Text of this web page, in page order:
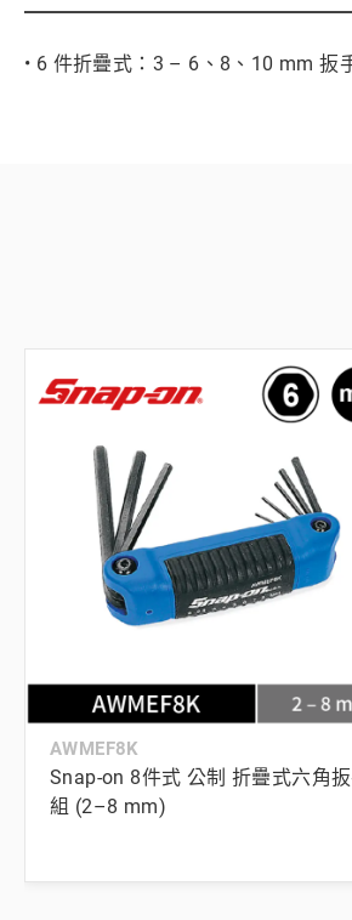
• 6 件折疊式：3 – 6、8、10 mm 扳
AWMEF8K
Snap-on 8件式 公制 折疊式六角
組 (2–8 mm)